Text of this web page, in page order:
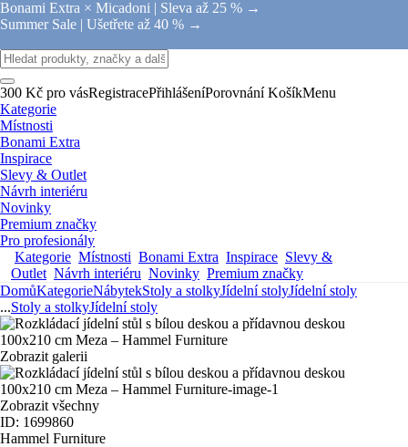
Bonami Extra × Micadoni | Sleva až 25 % →
Summer Sale | Ušetřete až 40 % →
300 Kč pro vásRegistracePřihlášeníPorovnání KošíkMenu
Kategorie
Místnosti
Bonami Extra
Inspirace
Slevy & Outlet
Návrh interiéru
Novinky
Premium značky
Pro profesionály
Kategorie Místnosti Bonami Extra Inspirace Slevy &
Outlet Návrh interiéru Novinky Premium značky
DomůKategorieNábytekStoly a stolkyJídelní stolyJídelní stoly
...Stoly a stolkyJídelní stoly
Zobrazit galerii
Zobrazit všechny
ID: 1699860
Hammel Furniture